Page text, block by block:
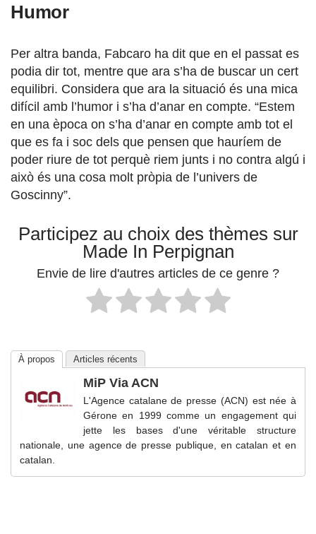
Humor
Per altra banda, Fabcaro ha dit que en el passat es
podia dir tot, mentre que ara s’ha de buscar un cert
equilibri. Considera que ara la situació és una mica
difícil amb l’humor i s’ha d’anar en compte. “Estem
en una època on s’ha d’anar en compte amb tot el
que es fa i soc dels que pensen que hauríem de
poder riure de tot perquè riem junts i no contra algú i
això és una cosa molt pròpia de l’univers de
Goscinny”.
Participez au choix des thèmes sur
Made In Perpignan
Envie de lire d'autres articles de ce genre ?
À propos Articles récents
MiP Via ACN
L'Agence catalane de presse (ACN) est née à
Gérone en 1999 comme un engagement qui
jette les bases d'une véritable structure
nationale, une agence de presse publique, en catalan et en
catalan.